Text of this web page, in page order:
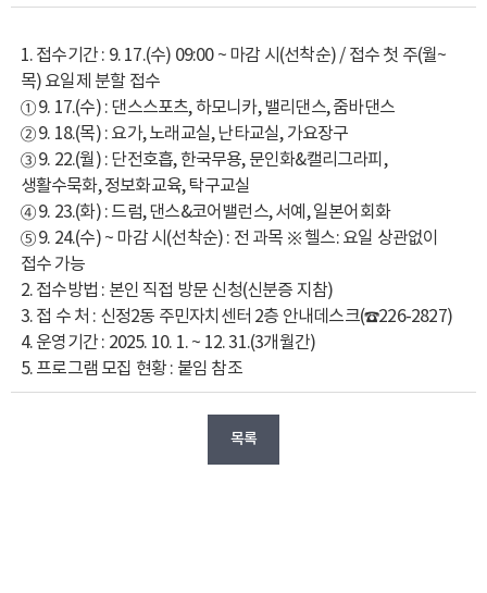
1. 접수기간 : 9. 17.(수) 09:00 ~ 마감 시(선착순) / 접수 첫 주(월~
목) 요일제 분할 접수
① 9. 17.(수) : 댄스스포츠, 하모니카, 밸리댄스, 줌바댄스
② 9. 18.(목) : 요가, 노래교실, 난타교실, 가요장구
③ 9. 22.(월) : 단전호흡, 한국무용, 문인화&캘리그라피,
생활수묵화, 정보화교육, 탁구교실
④ 9. 23.(화) : 드럼, 댄스&코어밸런스, 서예, 일본어회화
⑤ 9. 24.(수) ~ 마감 시(선착순) : 전 과목 ※ 헬스: 요일 상관없이
접수 가능
2. 접수방법 : 본인 직접 방문 신청(신분증 지참)
3. 접 수 처 : 신정2동 주민자치센터 2층 안내데스크(☎226-2827)
4. 운영기간 : 2025. 10. 1. ~ 12. 31.(3개월간)
5. 프로그램 모집 현황 : 붙임 참조
목록